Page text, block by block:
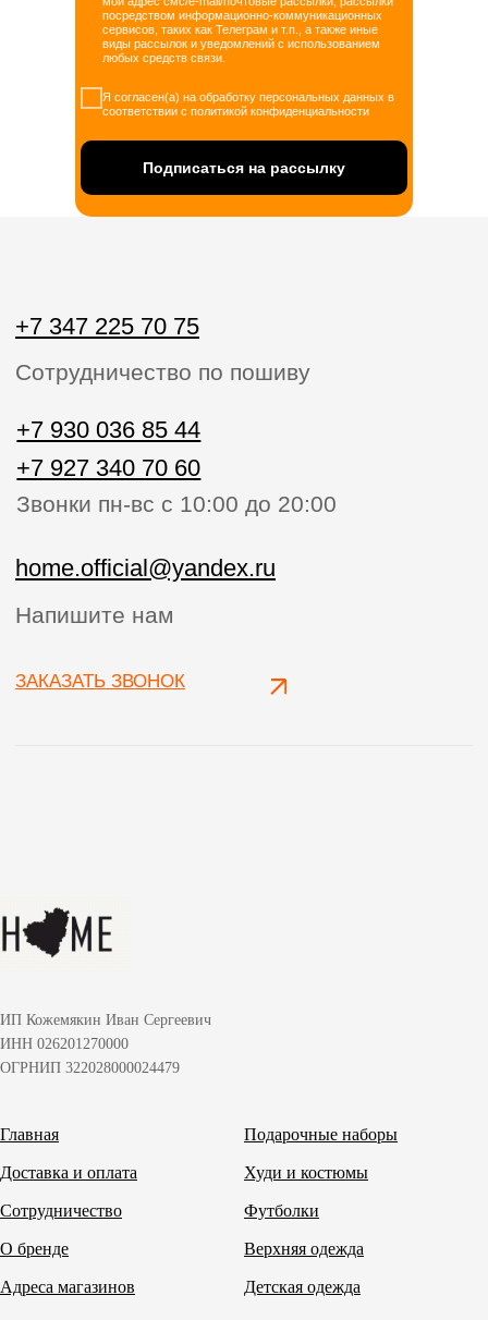
посредством информационно-коммуникационных
сервисов, таких как Телеграм и т.п., а также иные
виды рассылок и уведомлений с использованием
любых средств связи.
Я согласен(а) на обработку персональных данных в
соответствии с политикой конфиденциальности
Подписаться на рассылку
ИП Кожемякин Иван Сергеевич
ИНН 026201270000
ОГРНИП 322028000024479
Главная
Доставка и оплата
Сотрудничество
О бренде
Адреса магазинов
Подарочные наборы
Худи и костюмы
Футболки
Верхняя одежда
Детская одежда